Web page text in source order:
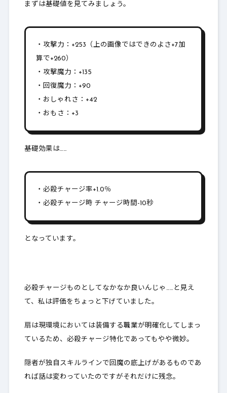
まずは基礎値を見てみましょう。
・攻撃力：+253（上の画像ではできのよさ+7加
算で+260）
・攻撃魔力：+135
・回復魔力：+90
・おしゃれさ：+42
・おもさ：+3
基礎効果は……
・必殺チャージ率+1.0％
・必殺チャージ時 チャージ時間-10秒
となっています。
必殺チャージものとしてなかなか良いんじゃ……と見え
て、私は評価をちょっと下げていました。
扇は現環境においては装備する職業が明確化してしまっ
ているため、必殺チャージ特化であってもやや微妙。
隠者が独自スキルラインで回魔の底上げがあるものであ
れば話は変わっていたのですがそれだけに残念。